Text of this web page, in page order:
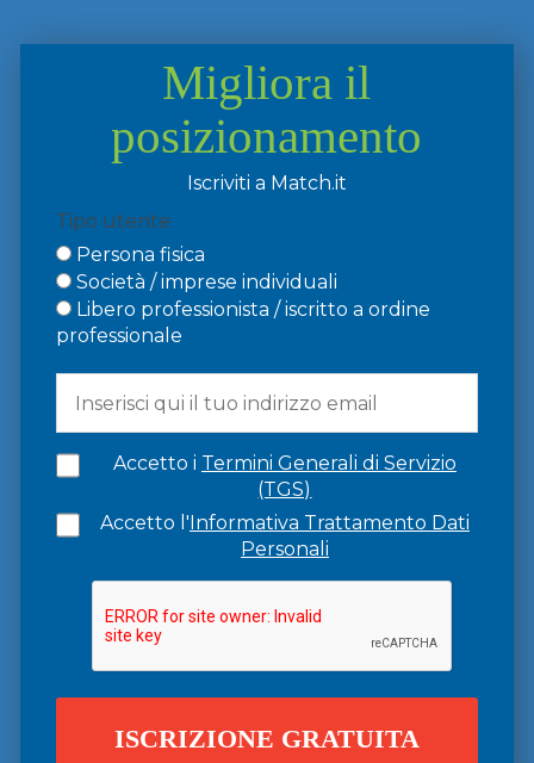
Migliora il
posizionamento
Iscriviti a Match.it
Tipo utente
Persona fisica
Società / imprese individuali
Libero professionista / iscritto a ordine
professionale
Accetto i Termini Generali di Servizio
(TGS)
Accetto l'Informativa Trattamento Dati
Personali